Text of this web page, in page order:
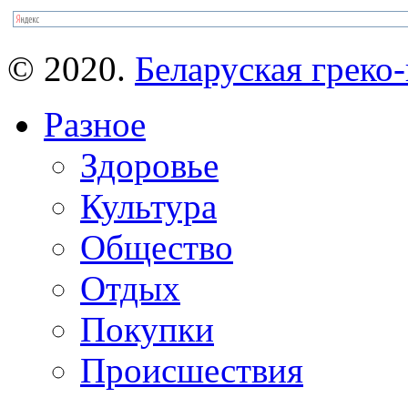
© 2020. Беларуская
Разное
Здоровье
Культура
Общество
Отдых
Покупки
Происшествия